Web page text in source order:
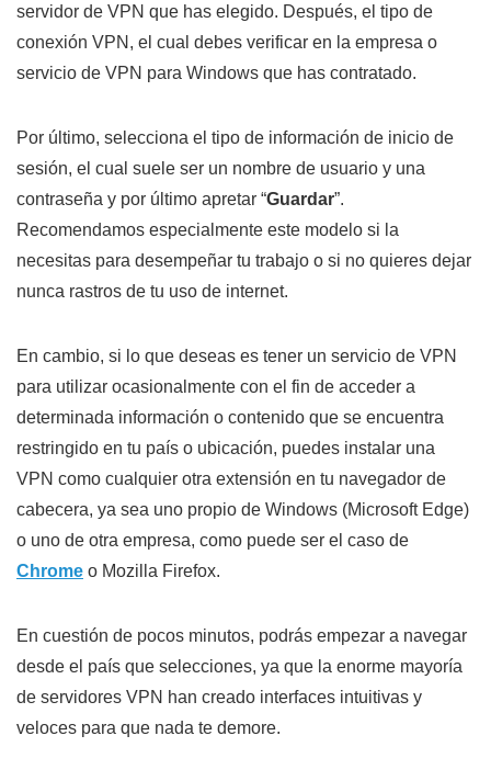
servidor de VPN que has elegido. Después, el tipo de
conexión VPN, el cual debes verificar en la empresa o
servicio de VPN para Windows que has contratado.
Por último, selecciona el tipo de información de inicio de
sesión, el cual suele ser un nombre de usuario y una
contraseña y por último apretar “Guardar”.
Recomendamos especialmente este modelo si la
necesitas para desempeñar tu trabajo o si no quieres dejar
nunca rastros de tu uso de internet.
En cambio, si lo que deseas es tener un servicio de VPN
para utilizar ocasionalmente con el fin de acceder a
determinada información o contenido que se encuentra
restringido en tu país o ubicación, puedes instalar una
VPN como cualquier otra extensión en tu navegador de
cabecera, ya sea uno propio de Windows (Microsoft Edge)
o uno de otra empresa, como puede ser el caso de
Chrome o Mozilla Firefox.
En cuestión de pocos minutos, podrás empezar a navegar
desde el país que selecciones, ya que la enorme mayoría
de servidores VPN han creado interfaces intuitivas y
veloces para que nada te demore.